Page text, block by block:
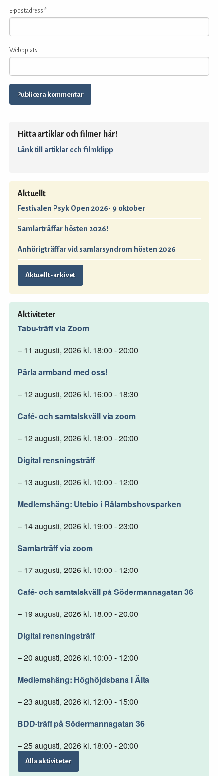
E-postadress *
Webbplats
Hitta artiklar och filmer här!
Länk till artiklar och filmklipp
Aktuellt
Festivalen Psyk Open 2026- 9 oktober
Samlarträffar hösten 2026!
Anhörigträffar vid samlarsyndrom hösten 2026
Aktuellt-arkivet
Aktiviteter
Tabu-träff via Zoom
– 11 augusti, 2026 kl. 18:00 - 20:00
Pärla armband med oss!
– 12 augusti, 2026 kl. 16:00 - 18:30
Café- och samtalskväll via zoom
– 12 augusti, 2026 kl. 18:00 - 20:00
Digital rensningsträff
– 13 augusti, 2026 kl. 10:00 - 12:00
Medlemshäng: Utebio i Rålambshovsparken
– 14 augusti, 2026 kl. 19:00 - 23:00
Samlarträff via zoom
– 17 augusti, 2026 kl. 10:00 - 12:00
Café- och samtalskväll på Södermannagatan 36
– 19 augusti, 2026 kl. 18:00 - 20:00
Digital rensningsträff
– 20 augusti, 2026 kl. 10:00 - 12:00
Medlemshäng: Höghöjdsbana i Älta
– 23 augusti, 2026 kl. 12:00 - 15:00
BDD-träff på Södermannagatan 36
– 25 augusti, 2026 kl. 18:00 - 20:00
Alla aktiviteter